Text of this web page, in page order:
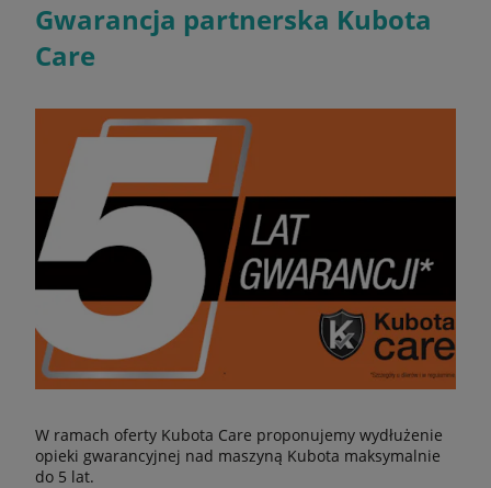
Gwarancja partnerska Kubota
Care
W ramach oferty Kubota Care proponujemy wydłużenie
opieki gwarancyjnej nad maszyną Kubota maksymalnie
do 5 lat.